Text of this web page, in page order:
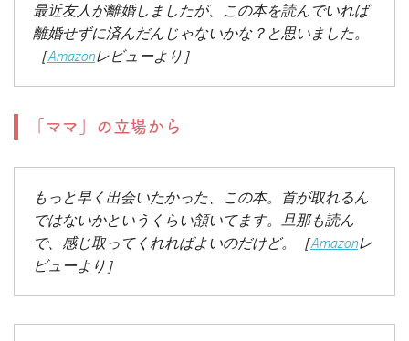
最近友人が離婚しましたが、この本を読んでいれば
離婚せずに済んだんじゃないかな？と思いました。
［Amazonレビューより］
「ママ」の立場から
もっと早く出会いたかった、この本。首が取れるん
ではないかというくらい頷いてます。旦那も読ん
で、感じ取ってくれればよいのだけど。［Amazonレ
ビューより］